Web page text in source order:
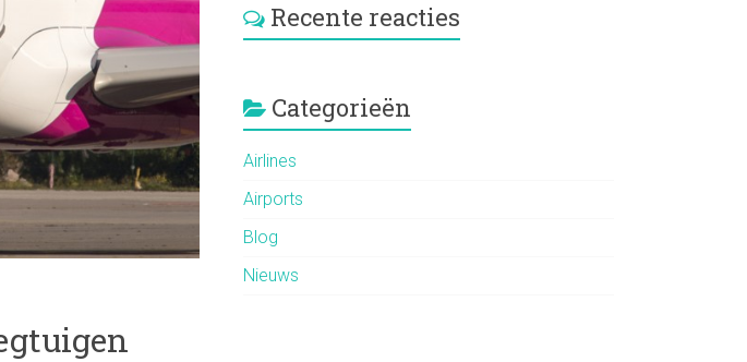
Recente reacties
Categorieën
Airlines
Airports
Blog
Nieuws